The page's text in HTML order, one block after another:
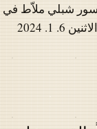
شبلي ملاّط في
1. 2024